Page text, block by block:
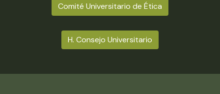
Comité Universitario de Ética
H. Consejo Universitario